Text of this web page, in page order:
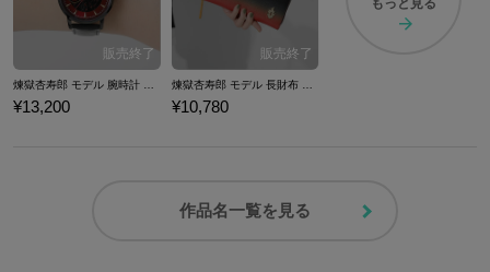
¥13,200 ¥10,780
作品名一覧を見る